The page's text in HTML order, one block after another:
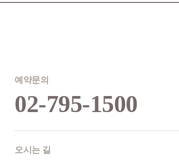
예약문의
02-795-1500
오시는 길